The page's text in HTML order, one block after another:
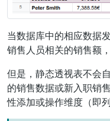
当数据库中的相应数据
销售人员相关的销售额
但是，静态透视表不会
的销售数据或新入职销
性添加或操作维度（即